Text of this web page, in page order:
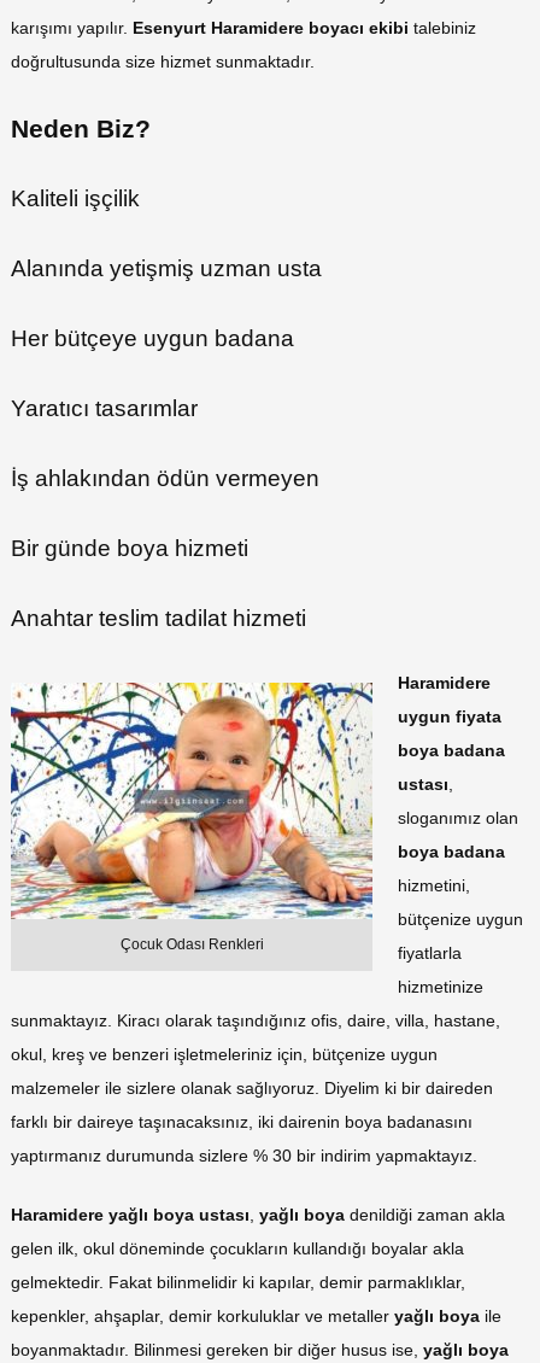
karışımı yapılır. Esenyurt Haramidere boyacı ekibi talebiniz
doğrultusunda size hizmet sunmaktadır.
Neden Biz?
Kaliteli işçilik
Alanında yetişmiş uzman usta
Her bütçeye uygun badana
Yaratıcı tasarımlar
İş ahlakından ödün vermeyen
Bir günde boya hizmeti
Anahtar teslim tadilat hizmeti
Çocuk Odası Renkleri
Haramidere
uygun fiyata
boya badana
ustası
sloganımız olan
boya badana
hizmetini,
bütçenize uygun
fiyatlarla
hizmetinize
sunmaktayız. Kiracı olarak taşındığınız ofis, daire, villa, hastane,
okul, kreş ve benzeri işletmeleriniz için, bütçenize uygun
malzemeler ile sizlere olanak sağlıyoruz. Diyelim ki bir daireden
farklı bir daireye taşınacaksınız, iki dairenin boya badanasını
yaptırmanız durumunda sizlere % 30 bir indirim yapmaktayız.
Haramidere yağlı boya ustası yağlı boya denildiği zaman akla
gelen ilk, okul döneminde çocukların kullandığı boyalar akla
gelmektedir. Fakat bilinmelidir ki kapılar, demir parmaklıklar,
kepenkler, ahşaplar, demir korkuluklar ve metaller yağlı boya ile
boyanmaktadır. Bilinmesi gereken bir diğer husus ise, yağlı boya